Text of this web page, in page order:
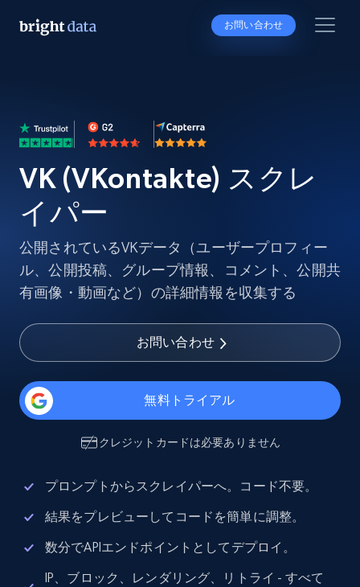
お問い合わせ
VK (VKontakte) スクレ
イパー
公開されているVKデータ（ユーザープロフィー
ル、公開投稿、グループ情報、コメント、公開共
有画像・動画など）の詳細情報を収集する
お問い合わせ
無料トライアル
クレジットカードは必要ありません
プロンプトからスクレイパーへ。コード不要。
結果をプレビューしてコードを簡単に調整。
数分でAPIエンドポイントとしてデプロイ。
IP、ブロック、レンダリング、リトライ - すべて